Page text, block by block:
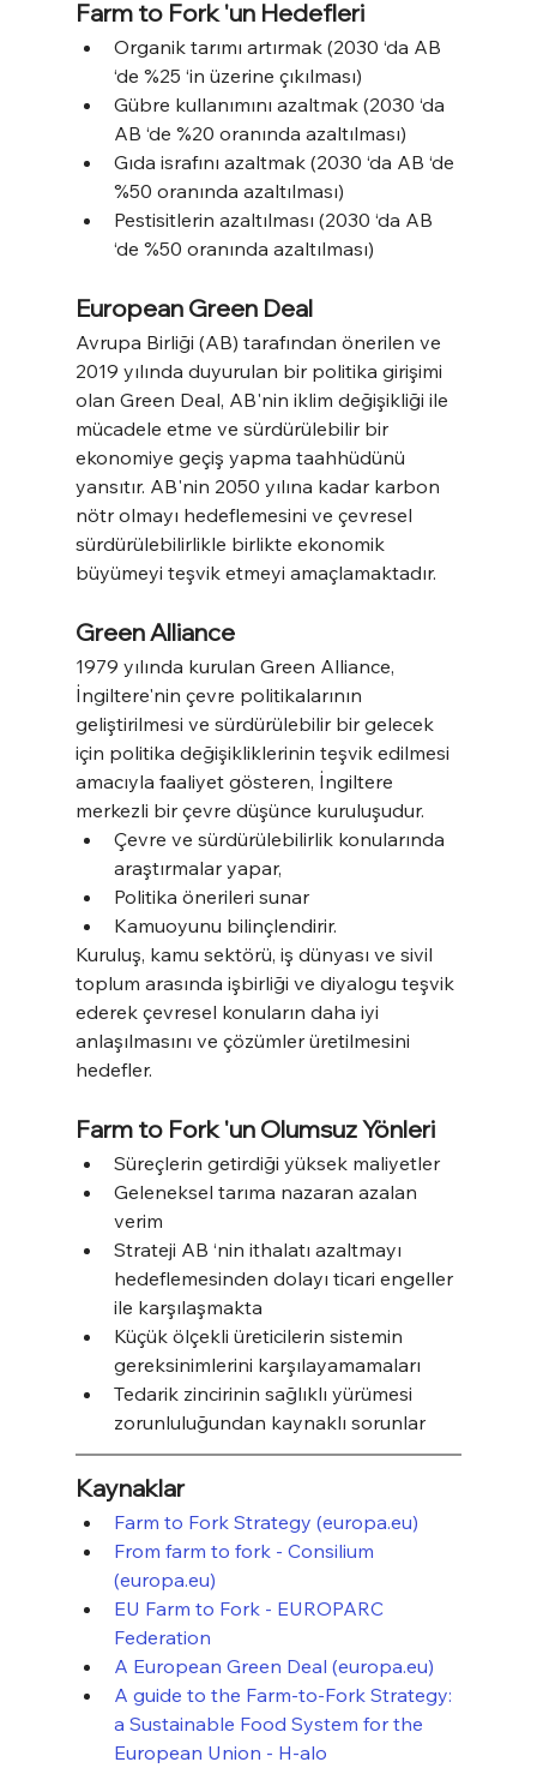
Farm to Fork 'un Hedefleri
Organik tarımı artırmak (2030 ‘da AB
‘de %25 ‘in üzerine çıkılması)
Gübre kullanımını azaltmak (2030 ‘da
AB ‘de %20 oranında azaltılması)
Gıda israfını azaltmak (2030 ‘da AB ‘de
%50 oranında azaltılması)
Pestisitlerin azaltılması (2030 ‘da AB
‘de %50 oranında azaltılması)
European Green Deal
Avrupa Birliği (AB) tarafından önerilen ve
2019 yılında duyurulan bir politika girişimi
olan Green Deal, AB'nin iklim değişikliği ile
mücadele etme ve sürdürülebilir bir
ekonomiye geçiş yapma taahhüdünü
yansıtır. AB'nin 2050 yılına kadar karbon
nötr olmayı hedeflemesini ve çevresel
sürdürülebilirlikle birlikte ekonomik
büyümeyi teşvik etmeyi amaçlamaktadır.
Green Alliance
1979 yılında kurulan Green Alliance,
İngiltere'nin çevre politikalarının
geliştirilmesi ve sürdürülebilir bir gelecek
için politika değişikliklerinin teşvik edilmesi
amacıyla faaliyet gösteren, İngiltere
merkezli bir çevre düşünce kuruluşudur.
Çevre ve sürdürülebilirlik konularında
araştırmalar yapar,
Politika önerileri sunar
Kamuoyunu bilinçlendirir.
Kuruluş, kamu sektörü, iş dünyası ve sivil
toplum arasında işbirliği ve diyalogu teşvik
ederek çevresel konuların daha iyi
anlaşılmasını ve çözümler üretilmesini
hedefler.
Farm to Fork 'un Olumsuz Yönleri
Süreçlerin getirdiği yüksek maliyetler
Geleneksel tarıma nazaran azalan
verim
Strateji AB ‘nin ithalatı azaltmayı
hedeflemesinden dolayı ticari engeller
ile karşılaşmakta
Küçük ölçekli üreticilerin sistemin
gereksinimlerini karşılayamamaları
Tedarik zincirinin sağlıklı yürümesi
zorunluluğundan kaynaklı sorunlar
Kaynaklar
Farm to Fork Strategy (europa.eu)
From farm to fork - Consilium
(europa.eu)
EU Farm to Fork - EUROPARC
Federation
A European Green Deal (europa.eu)
A guide to the Farm-to-Fork Strategy:
a Sustainable Food System for the
European Union - H-alo